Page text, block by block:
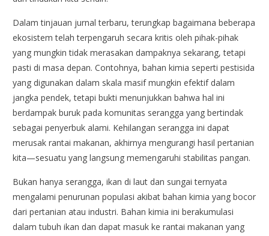
Dalam tinjauan jurnal terbaru, terungkap bagaimana beberapa
ekosistem telah terpengaruh secara kritis oleh pihak-pihak
yang mungkin tidak merasakan dampaknya sekarang, tetapi
pasti di masa depan. Contohnya, bahan kimia seperti pestisida
yang digunakan dalam skala masif mungkin efektif dalam
jangka pendek, tetapi bukti menunjukkan bahwa hal ini
berdampak buruk pada komunitas serangga yang bertindak
sebagai penyerbuk alami. Kehilangan serangga ini dapat
merusak rantai makanan, akhirnya mengurangi hasil pertanian
kita—sesuatu yang langsung memengaruhi stabilitas pangan.
Bukan hanya serangga, ikan di laut dan sungai ternyata
mengalami penurunan populasi akibat bahan kimia yang bocor
dari pertanian atau industri. Bahan kimia ini berakumulasi
dalam tubuh ikan dan dapat masuk ke rantai makanan yang